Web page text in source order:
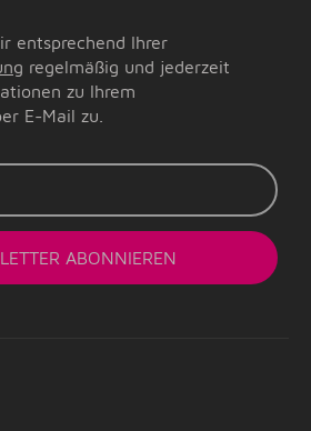
entsprechend Ihrer
regelmäßig und jederzeit
zu Ihrem
E-Mail zu.
ABONNIEREN